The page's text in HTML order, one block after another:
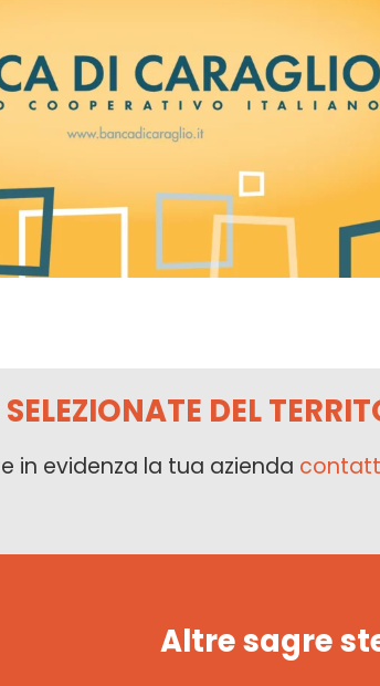
DEL
in evidenza la tua azienda
Altre sagre